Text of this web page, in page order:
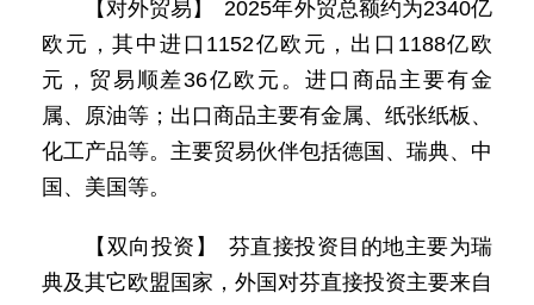
【对外贸易】 2025年外贸总额约为2340亿
欧元，其中进口1152亿欧元，出口1188亿欧
元，贸易顺差36亿欧元。进口商品主要有金
属、原油等；出口商品主要有金属、纸张纸板、
化工产品等。主要贸易伙伴包括德国、瑞典、中
国、美国等。
【双向投资】 芬直接投资目的地主要为瑞
典及其它欧盟国家，外国对芬直接投资主要来自